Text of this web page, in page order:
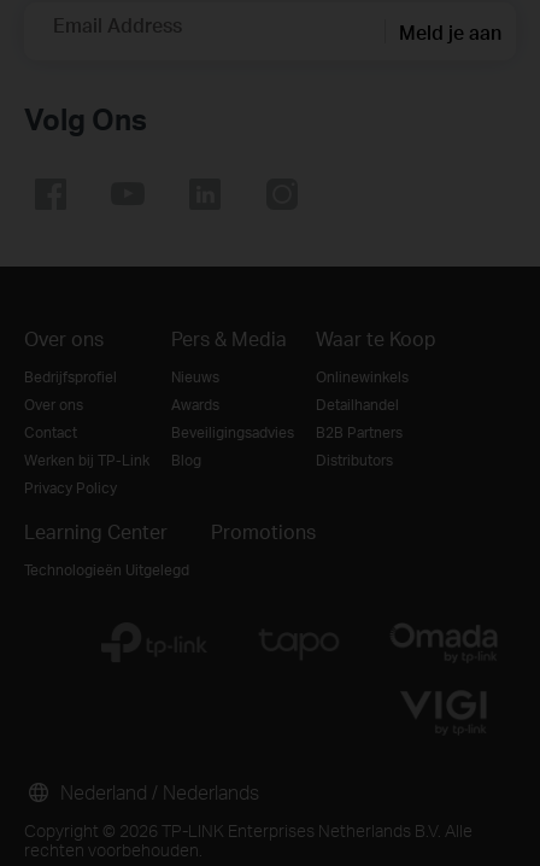
Email Address Meld je aan
Volg Ons
Over ons
Bedrijfsprofiel
Over ons
Contact
Werken bij TP-Link
Privacy Policy
Pers & Media
Nieuws
Awards
Beveiligingsadvies
Blog
Waar te Koop
Onlinewinkels
Detailhandel
B2B Partners
Distributors
Learning Center
Technologieën Uitgelegd
Promotions
Copyright © 2026 TP-LINK Enterprises Netherlands B.V. Alle
rechten voorbehouden.
Nederland / Nederlands